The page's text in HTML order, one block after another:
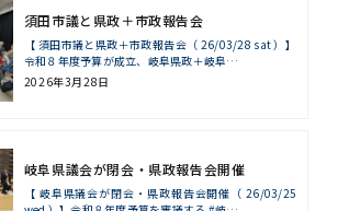
須田市議と県政＋市政報告会
【 須田市議と県政＋市政報告会（ 26/03/28 sat ）】
令和８年度予算が成立、岐阜県政＋岐阜…
2026年3月28日
岐阜県議会が閉会・県政報告会開催
【 岐阜県議会が閉会・県政報告会開催（ 26/03/25